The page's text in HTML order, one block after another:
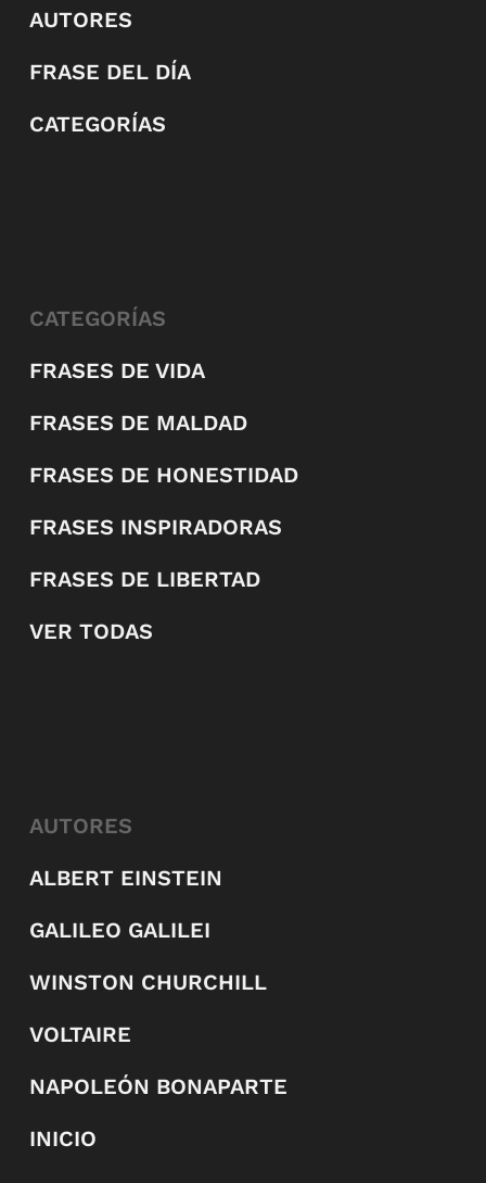
AUTORES
FRASE DEL DÍA
CATEGORÍAS
CATEGORÍAS
FRASES DE VIDA
FRASES DE MALDAD
FRASES DE HONESTIDAD
FRASES INSPIRADORAS
FRASES DE LIBERTAD
VER TODAS
AUTORES
ALBERT EINSTEIN
GALILEO GALILEI
WINSTON CHURCHILL
VOLTAIRE
NAPOLEÓN BONAPARTE
INICIO